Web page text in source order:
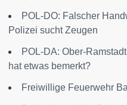
POL-DO: Falscher
Polizei sucht Zeugen
POL-DA: Ober-
hat etwas bemerkt?
Freiwillige Feuerwehr